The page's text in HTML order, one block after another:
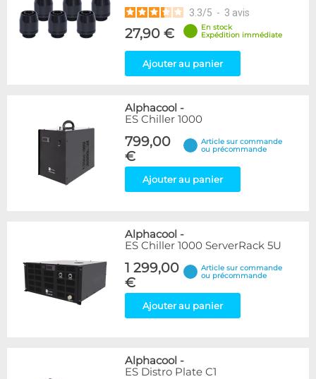
3.3/5 - 3 avis
27,90 €
En stock
Expédition immédiate
Ajouter au panier
Alphacool -
ES Chiller 1000
799,00
€
Article sur commande
ou précommande
Ajouter au panier
Alphacool -
ES Chiller 1000 ServerRack 5U
1 299,00
€
Article sur commande
ou précommande
Ajouter au panier
Alphacool -
ES Distro Plate C1